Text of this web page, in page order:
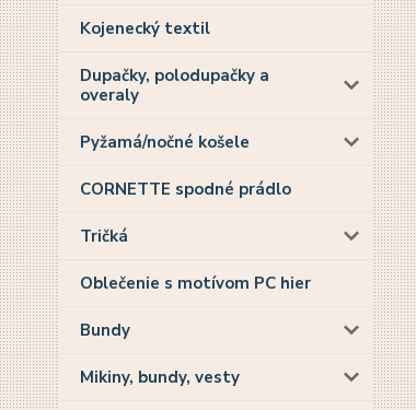
Kojenecký textil
Dupačky, polodupačky a
overaly
Pyžamá/nočné košele
CORNETTE spodné prádlo
Tričká
Oblečenie s motívom PC hier
Bundy
Mikiny, bundy, vesty